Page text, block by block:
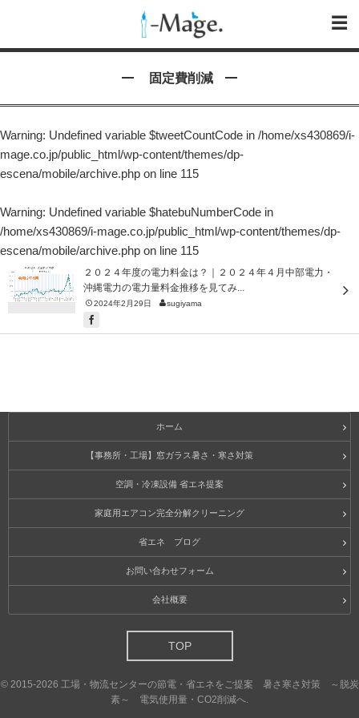
固定費削減
Warning: Undefined variable $tweetCountCode in /home/xs430869/i-
mage.co.jp/public_html/wp-content/themes/dp-
escena/mobile/archive.php on line 115
Warning: Undefined variable $hatebuNumberCode in
/home/xs430869/i-mage.co.jp/public_html/wp-content/themes/dp-
escena/mobile/archive.php on line 115
２０２４年度の電力料金は？｜２０２４年４月中部電力・
沖縄電力の電力量料金推移を見てみ...
2024年2月29日 sugiyama
ホーム
【事務所・工場】窓ガラス暑さ・寒さ対策
空調・冷凍設備 省エネ提案
家庭用エアコン完全分解クリーニング
省エネ ブログ
お問い合わせフォーム
会社概要
TOP
© 2015-2026 工場・物流センターの節電・省エネをご提案 暑さ寒さ対策 ～脱炭
素～ 電気使用量・CO2削減へ.